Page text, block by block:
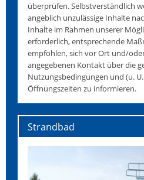
überprüfen. Selbstverständlich
angeblich unzulässige Inhalte
Inhalte im Rahmen unserer
erforderlich, entsprechende
empfohlen, sich vor Ort und/
angegebenen Kontakt über die
Nutzungsbedingungen und (u.
Öffnungszeiten zu informieren.
Strandbad